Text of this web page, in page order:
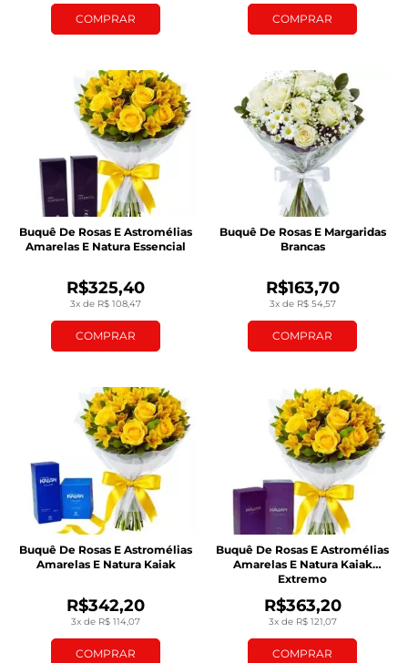
COMPRAR COMPRAR
COMPRAR
3x de R$ 108,47
R$325,40
Buquê De Rosas E Astromélias
Amarelas E Natura Essencial
COMPRAR
3x de R$ 54,57
R$163,70
Buquê De Rosas E Margaridas
Brancas
COMPRAR
3x de R$ 114,07
R$342,20
Buquê De Rosas E Astromélias
Amarelas E Natura Kaiak
COMPRAR
3x de R$ 121,07
R$363,20
Buquê De Rosas E Astromélias
Amarelas E Natura Kaiak
Extremo